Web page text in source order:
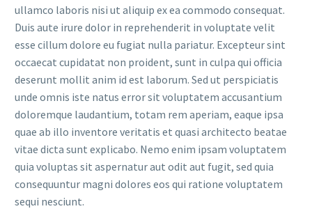
ullamco laboris nisi ut aliquip ex ea commodo consequat.
Duis aute irure dolor in reprehenderit in voluptate velit
esse cillum dolore eu fugiat nulla pariatur. Excepteur sint
occaecat cupidatat non proident, sunt in culpa qui officia
deserunt mollit anim id est laborum. Sed ut perspiciatis
unde omnis iste natus error sit voluptatem accusantium
doloremque laudantium, totam rem aperiam, eaque ipsa
quae ab illo inventore veritatis et quasi architecto beatae
vitae dicta sunt explicabo. Nemo enim ipsam voluptatem
quia voluptas sit aspernatur aut odit aut fugit, sed quia
consequuntur magni dolores eos qui ratione voluptatem
sequi nesciunt.